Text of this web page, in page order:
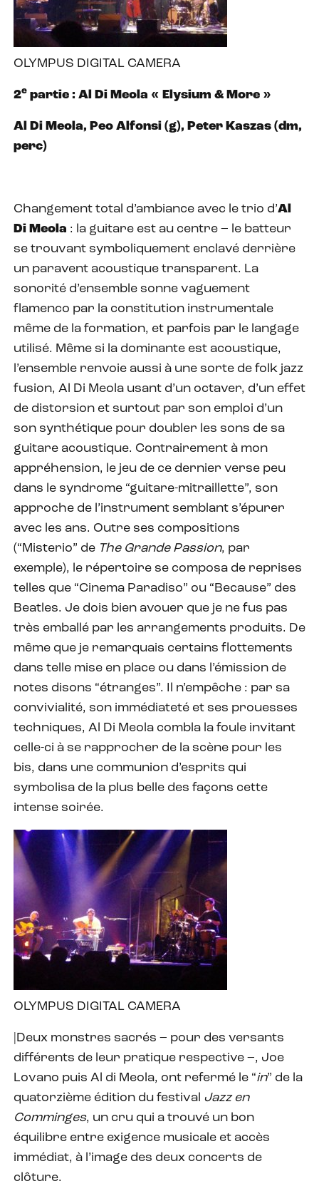
OLYMPUS DIGITAL CAMERA
2e partie : Al Di Meola « Elysium & More »
Al Di Meola, Peo Alfonsi (g), Peter Kaszas (dm,
perc)
Changement total d’ambiance avec le trio d’Al
Di Meola : la guitare est au centre – le batteur
se trouvant symboliquement enclavé derrière
un paravent acoustique transparent. La
sonorité d’ensemble sonne vaguement
flamenco par la constitution instrumentale
même de la formation, et parfois par le langage
utilisé. Même si la dominante est acoustique,
l’ensemble renvoie aussi à une sorte de folk jazz
fusion, Al Di Meola usant d’un octaver, d’un effet
de distorsion et surtout par son emploi d’un
son synthétique pour doubler les sons de sa
guitare acoustique. Contrairement à mon
appréhension, le jeu de ce dernier verse peu
dans le syndrome “guitare-mitraillette”, son
approche de l’instrument semblant s’épurer
avec les ans. Outre ses compositions
(“Misterio” de The Grande Passion, par
exemple), le répertoire se composa de reprises
telles que “Cinema Paradiso” ou “Because” des
Beatles. Je dois bien avouer que je ne fus pas
très emballé par les arrangements produits. De
même que je remarquais certains flottements
dans telle mise en place ou dans l’émission de
notes disons “étranges”. Il n’empêche : par sa
convivialité, son immédiateté et ses prouesses
techniques, Al Di Meola combla la foule invitant
celle-ci à se rapprocher de la scène pour les
bis, dans une communion d’esprits qui
symbolisa de la plus belle des façons cette
intense soirée.
OLYMPUS DIGITAL CAMERA
|Deux monstres sacrés – pour des versants
différents de leur pratique respective –, Joe
Lovano puis Al di Meola, ont refermé le “in” de la
quatorzième édition du festival Jazz en
Comminges, un cru qui a trouvé un bon
équilibre entre exigence musicale et accès
immédiat, à l’image des deux concerts de
clôture.